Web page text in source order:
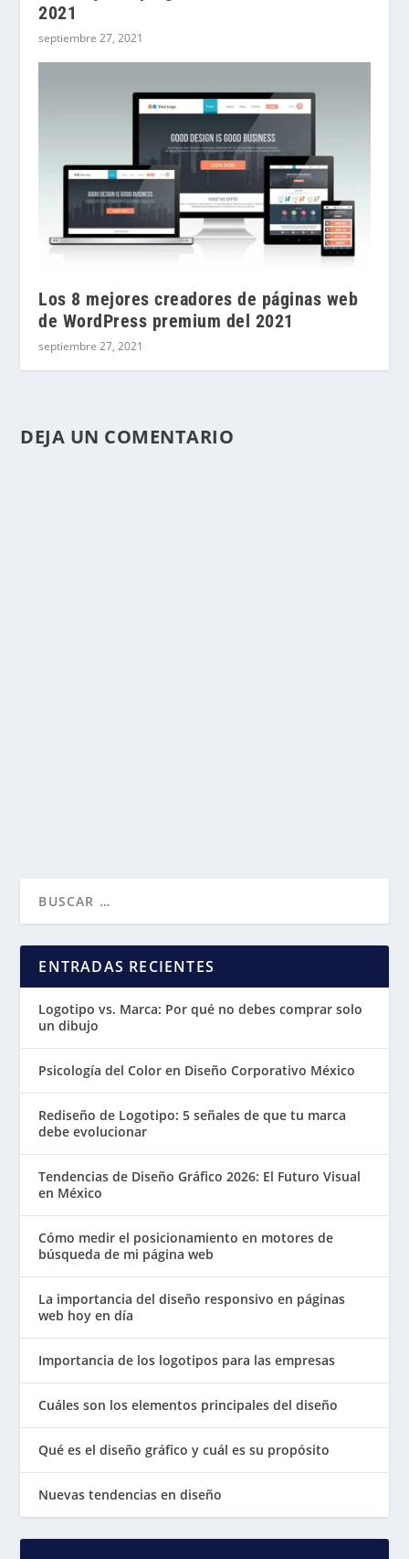
2021
septiembre 27, 2021
Los 8 mejores creadores de páginas web
de WordPress premium del 2021
septiembre 27, 2021
DEJA UN COMENTARIO
ENTRADAS RECIENTES
Logotipo vs. Marca: Por qué no debes comprar solo
un dibujo
Psicología del Color en Diseño Corporativo México
Rediseño de Logotipo: 5 señales de que tu marca
debe evolucionar
Tendencias de Diseño Gráfico 2026: El Futuro Visual
en México
Cómo medir el posicionamiento en motores de
búsqueda de mi página web
La importancia del diseño responsivo en páginas
web hoy en día
Importancia de los logotipos para las empresas
Cuáles son los elementos principales del diseño
Qué es el diseño gráfico y cuál es su propósito
Nuevas tendencias en diseño